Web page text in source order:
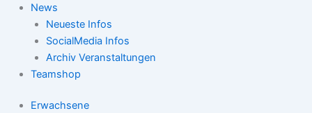
News
Neueste Infos
SocialMedia Infos
Archiv Veranstaltungen
Teamshop
Erwachsene